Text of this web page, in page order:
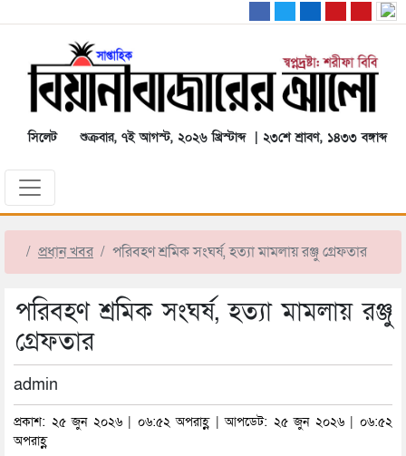
সিলেট শুক্রবার, ৭ই আগস্ট, ২০২৬ খ্রিস্টাব্দ | ২৩শে শ্রাবণ, ১৪৩৩ বঙ্গাব্দ
প্রধান খবর পরিবহণ শ্রমিক সংঘর্ষ, হত্যা মামলায় রঞ্জু গ্রেফতার
পরিবহণ শ্রমিক সংঘর্ষ, হত্যা মামলায় রঞ্জু
গ্রেফতার
admin
প্রকাশ: ২৫ জুন ২০২৬ | ০৬:৫২ অপরাহ্ণ | আপডেট: ২৫ জুন ২০২৬ | ০৬:৫২
অপরাহ্ণ